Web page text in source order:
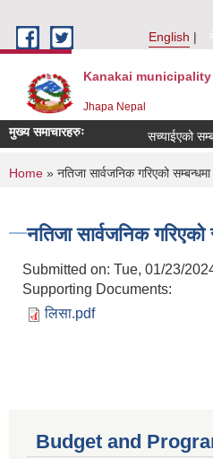
English
Kanakai municipality
Jhapa Nepal
मुख्य समाचारहरुः सच्याईएको
You are here
Home » नतिजा सार्वजनिक गरिएको सम्बन्धमा
नतिजा सार्वजनिक गरिएको
Submitted on: Tue, 01/23/
Supporting Documents:
लिसा.pdf
Budget and